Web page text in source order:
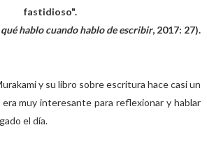
fastidioso".
qué hablo cuando hablo de escribir, 2017: 27).
y su libro sobre escritura hace casi un
muy interesante para reflexionar y hablar
el día.